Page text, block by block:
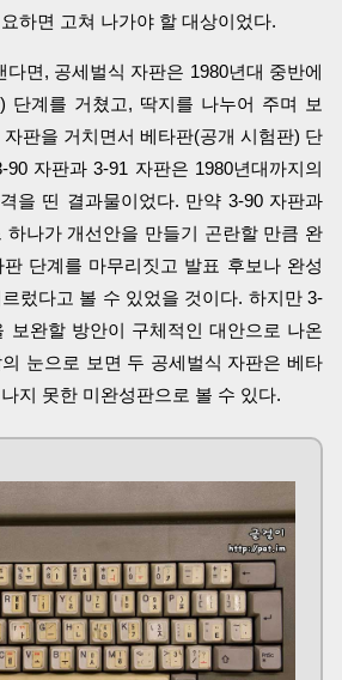
하면 고쳐 나가야 할 대상이었다.
면, 공세벌식 자판은 1980년대 중반에
단계를 거쳤고, 딱지를 나누어 주며 보
판을 거치면서 베타판(공개 시험판) 단
자판과 3-91 자판은 1980년대까지의
을 띤 결과물이었다. 만약 3-90 자판과
하나가 개선안을 만들기 곤란할 만큼 완
단계를 마무리짓고 발표 후보나 완성
렀다고 볼 수 있었을 것이다. 하지만 3-
보완할 방안이 구체적인 대안으로 나온
눈으로 보면 두 공세벌식 자판은 베타
지 못한 미완성판으로 볼 수 있다.